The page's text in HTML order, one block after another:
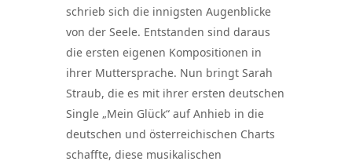
schrieb sich die innigsten Augenblicke
von der Seele. Entstanden sind daraus
die ersten eigenen Kompositionen in
ihrer Muttersprache. Nun bringt Sarah
Straub, die es mit ihrer ersten deutschen
Single „Mein Glück“ auf Anhieb in die
deutschen und österreichischen Charts
schaffte, diese musikalischen